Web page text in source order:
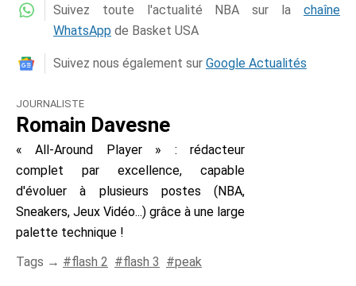
Suivez toute l'actualité NBA sur la chaîne
WhatsApp de Basket USA
Suivez nous également sur Google Actualités
JOURNALISTE
Romain Davesne
« All-Around Player » : rédacteur
complet par excellence, capable
d'évoluer à plusieurs postes (NBA,
Sneakers, Jeux Vidéo...) grâce à une large
palette technique !
Tags →
flash 2 flash 3 peak